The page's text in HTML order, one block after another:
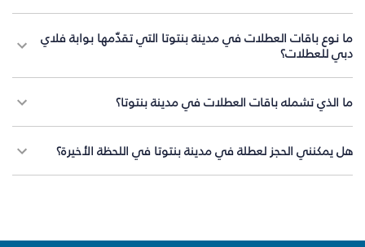
ما نوع باقات العطلات في مدينة بنتوتا التي تقدّمها بوابة فلاي
دبي للعطلات؟
ما الذي تشمله باقات العطلات في مدينة بنتوتا؟
هل يمكنني الحجز لعطلة في مدينة بنتوتا في اللحظة الأخيرة؟